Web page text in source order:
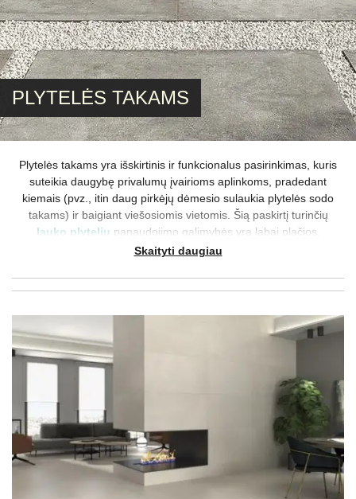
PLYTELĖS TAKAMS
Plytelės takams yra išskirtinis ir funkcionalus pasirinkimas, kuris
suteikia daugybę privalumų įvairioms aplinkoms, pradedant
kiemais (pvz., itin daug pirkėjų dėmesio sulaukia plytelės sodo
takams) ir baigiant viešosiomis vietomis. Šią paskirtį turinčių
lauko plytelių panaudojimo galimybės yra labai plačios,
pradedant skirtingais formatais ir baigiant įvairiomis spalvomis ir
Plytelės takams, dažnu atveju, yra ne tik išvaizdžios, bet ir labai
medžiagų, įskaitant betoną, akmens masę arba netgi dirbtinių
medžiagų, tokių kaip polimeriniai kompozitai. Visos šios
medžiagos suteikia didelį atsparumą aplinkos veiksniams,
įskaitant lietų, šalčio ar šilumos pokyčius. Be to, plytelių, skirtų
takams, įrengimas yra lengvas ir sklandus, jis gali būti atliktas
greitai ir efektyviai, todėl tai puikus pasirinkimas tiek privačioms,
Takelių plytelės pasižymi itin lengva ir paprasta priežiūra, nes
didžiąja dalimi pakanka tik periodiškai takus valyti nuo
susikaupusių nešvarumų, norint išlaikyti pradinę išvaizdą ir estetinį
vaizdą. Nepamirškime ir apie saugumą. Plytelės takams gali būti
Skaityti daugiau